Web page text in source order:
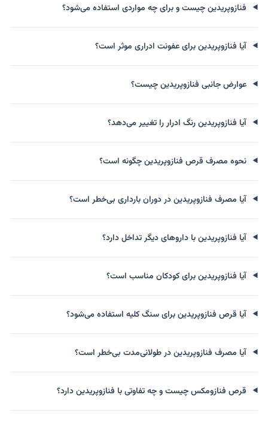
فنازوپریدین چیست و برای چه مواردی استفاده می‌شود؟
آیا فنازوپریدین برای عفونت ادراری موثر است؟
عوارض جانبی فنازوپریدین چیست؟
آیا فنازوپریدین رنگ ادرار را تغییر می‌دهد؟
نحوه مصرف قرص فنازوپریدین چگونه است؟
آیا مصرف فنازوپریدین در دوران بارداری بی‌خطر است؟
آیا فنازوپریدین با داروهای دیگر تداخل دارد؟
آیا فنازوپریدین برای کودکان مناسب است؟
آیا قرص فنازوپریدین برای سنگ کلیه استفاده می‌شود؟
آیا مصرف فنازوپریدین در طولانی‌مدت بی‌خطر است؟
قرص فنازومکس چیست و چه تفاوتی با فنازوپریدین دارد؟